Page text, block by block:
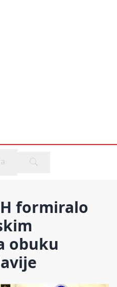
formiralo
obuku